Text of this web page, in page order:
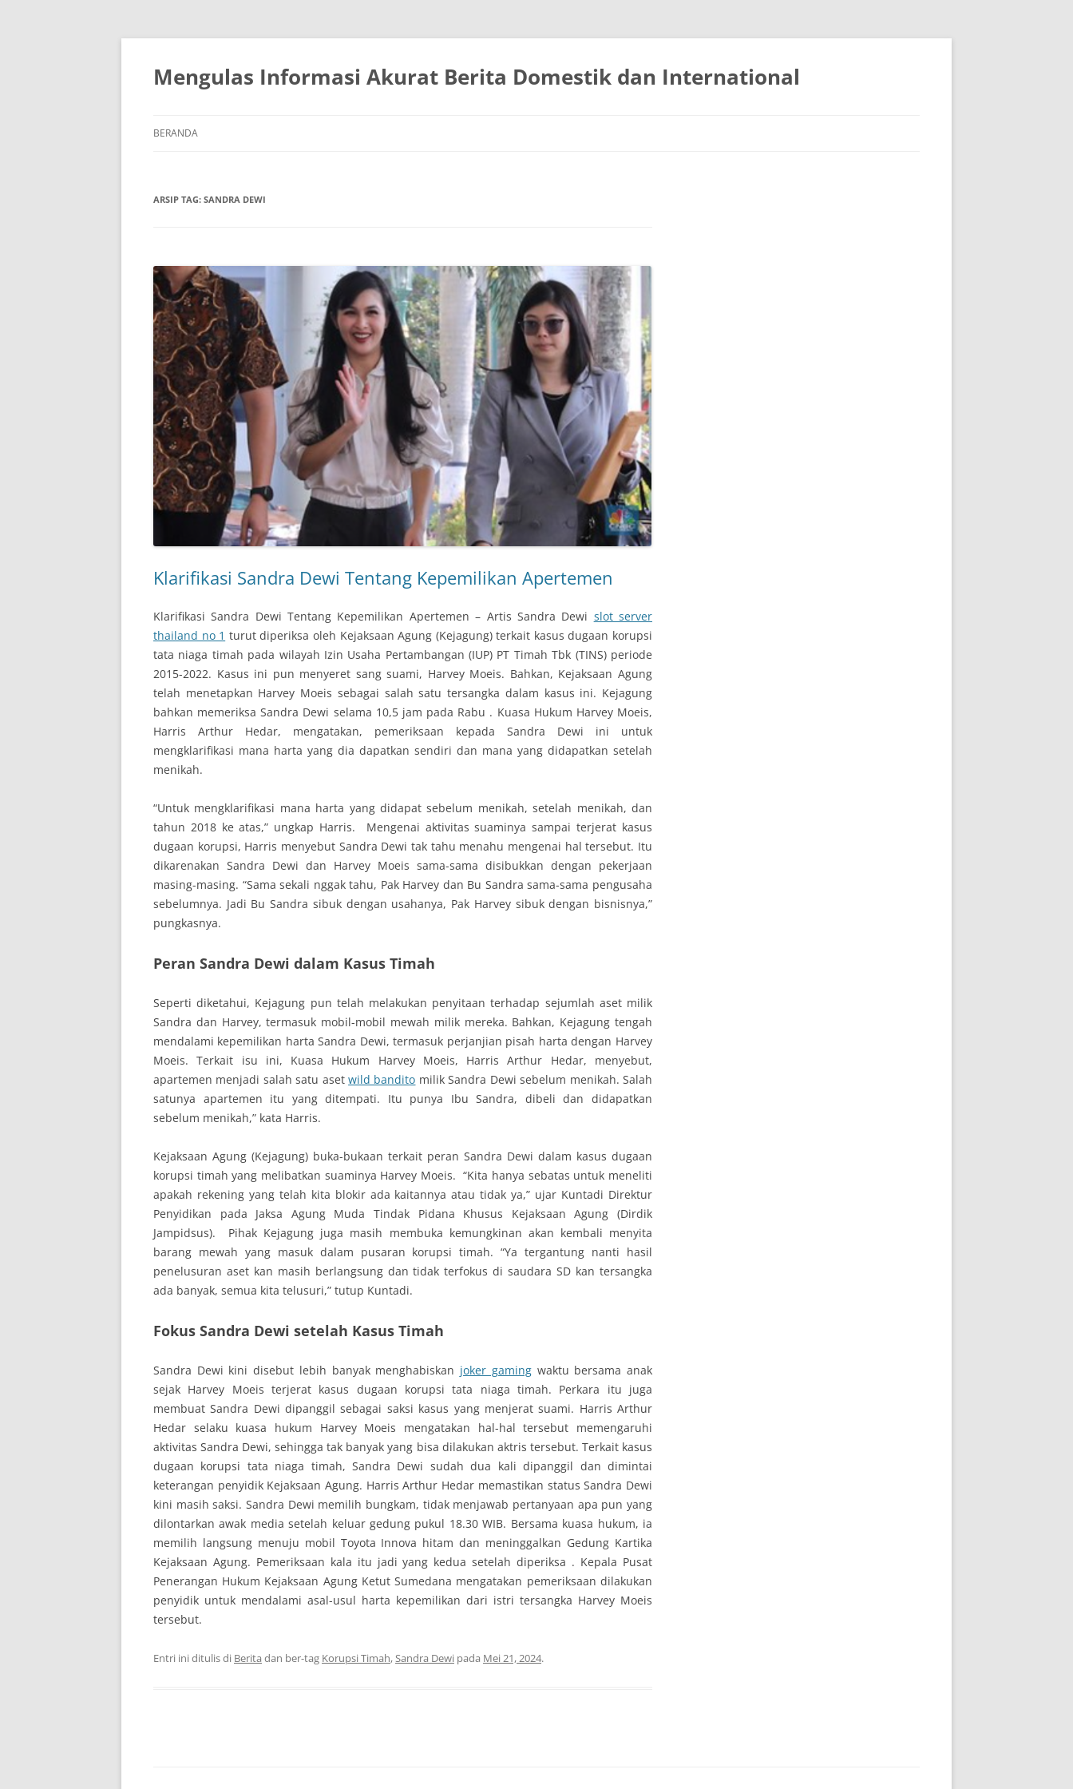
Mengulas Informasi Akurat Berita Domestik dan International
BERANDA
ARSIP TAG: SANDRA DEWI
Klarifikasi Sandra Dewi Tentang Kepemilikan Apertemen
Klarifikasi Sandra Dewi Tentang Kepemilikan Apertemen – Artis Sandra Dewi slot server
thailand no 1 turut diperiksa oleh Kejaksaan Agung (Kejagung) terkait kasus dugaan korupsi
tata niaga timah pada wilayah Izin Usaha Pertambangan (IUP) PT Timah Tbk (TINS) periode
2015-2022. Kasus ini pun menyeret sang suami, Harvey Moeis. Bahkan, Kejaksaan Agung
telah menetapkan Harvey Moeis sebagai salah satu tersangka dalam kasus ini. Kejagung
bahkan memeriksa Sandra Dewi selama 10,5 jam pada Rabu . Kuasa Hukum Harvey Moeis,
Harris Arthur Hedar, mengatakan, pemeriksaan kepada Sandra Dewi ini untuk
mengklarifikasi mana harta yang dia dapatkan sendiri dan mana yang didapatkan setelah
menikah.
“Untuk mengklarifikasi mana harta yang didapat sebelum menikah, setelah menikah, dan
tahun 2018 ke atas,” ungkap Harris. Mengenai aktivitas suaminya sampai terjerat kasus
dugaan korupsi, Harris menyebut Sandra Dewi tak tahu menahu mengenai hal tersebut. Itu
dikarenakan Sandra Dewi dan Harvey Moeis sama-sama disibukkan dengan pekerjaan
masing-masing. “Sama sekali nggak tahu, Pak Harvey dan Bu Sandra sama-sama pengusaha
sebelumnya. Jadi Bu Sandra sibuk dengan usahanya, Pak Harvey sibuk dengan bisnisnya,”
pungkasnya.
Peran Sandra Dewi dalam Kasus Timah
Seperti diketahui, Kejagung pun telah melakukan penyitaan terhadap sejumlah aset milik
Sandra dan Harvey, termasuk mobil-mobil mewah milik mereka. Bahkan, Kejagung tengah
mendalami kepemilikan harta Sandra Dewi, termasuk perjanjian pisah harta dengan Harvey
Moeis. Terkait isu ini, Kuasa Hukum Harvey Moeis, Harris Arthur Hedar, menyebut,
apartemen menjadi salah satu asetwild bandito milik Sandra Dewi sebelum menikah. Salah
satunya apartemen itu yang ditempati. Itu punya Ibu Sandra, dibeli dan didapatkan
sebelum menikah,” kata Harris.
Kejaksaan Agung (Kejagung) buka-bukaan terkait peran Sandra Dewi dalam kasus dugaan
korupsi timah yang melibatkan suaminya Harvey Moeis. “Kita hanya sebatas untuk meneliti
apakah rekening yang telah kita blokir ada kaitannya atau tidak ya,” ujar Kuntadi Direktur
Penyidikan pada Jaksa Agung Muda Tindak Pidana Khusus Kejaksaan Agung (Dirdik
Jampidsus). Pihak Kejagung juga masih membuka kemungkinan akan kembali menyita
barang mewah yang masuk dalam pusaran korupsi timah. “Ya tergantung nanti hasil
penelusuran aset kan masih berlangsung dan tidak terfokus di saudara SD kan tersangka
ada banyak, semua kita telusuri,” tutup Kuntadi.
Fokus Sandra Dewi setelah Kasus Timah
Sandra Dewi kini disebut lebih banyak menghabiskan joker gamingwaktu bersama anak
sejak Harvey Moeis terjerat kasus dugaan korupsi tata niaga timah. Perkara itu juga
membuat Sandra Dewi dipanggil sebagai saksi kasus yang menjerat suami. Harris Arthur
Hedar selaku kuasa hukum Harvey Moeis mengatakan hal-hal tersebut memengaruhi
aktivitas Sandra Dewi, sehingga tak banyak yang bisa dilakukan aktris tersebut. Terkait kasus
dugaan korupsi tata niaga timah, Sandra Dewi sudah dua kali dipanggil dan dimintai
keterangan penyidik Kejaksaan Agung. Harris Arthur Hedar memastikan status Sandra Dewi
kini masih saksi. Sandra Dewi memilih bungkam, tidak menjawab pertanyaan apa pun yang
dilontarkan awak media setelah keluar gedung pukul 18.30 WIB. Bersama kuasa hukum, ia
memilih langsung menuju mobil Toyota Innova hitam dan meninggalkan Gedung Kartika
Kejaksaan Agung. Pemeriksaan kala itu jadi yang kedua setelah diperiksa . Kepala Pusat
Penerangan Hukum Kejaksaan Agung Ketut Sumedana mengatakan pemeriksaan dilakukan
penyidik untuk mendalami asal-usul harta kepemilikan dari istri tersangka Harvey Moeis
tersebut.
Entri ini ditulis di Berita dan ber-tag Korupsi Timah,Sandra Dewi pada Mei 21, 2024.